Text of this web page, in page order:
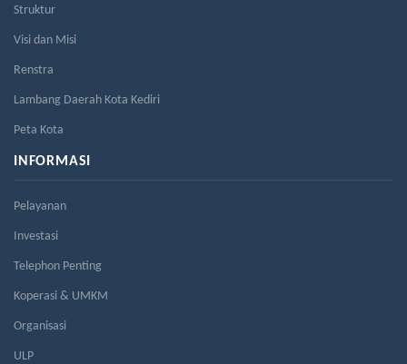
Struktur
Visi dan Misi
Renstra
Lambang Daerah Kota Kediri
Peta Kota
INFORMASI
Pelayanan
Investasi
Telephon Penting
Koperasi & UMKM
Organisasi
ULP